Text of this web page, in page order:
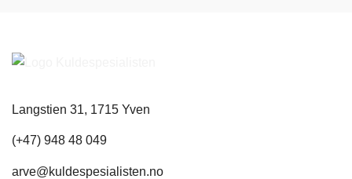
Langstien 31, 1715 Yven
(+47) 948 48 049
arve@kuldespesialisten.no